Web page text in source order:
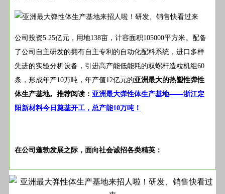
公司投资5.25亿元，用地138亩，计容面积105000平方米。配备
了公司自主研发的拥有自主专利的自动化配料系统，进口多样
先进的实验分析设备，引进高产能低能耗的双螺杆造粒机组60
条，形成年产10万吨，年产值12亿元的亚洲最大的热塑性弹性
体生产基地。推荐阅读： 亚洲最大弹性体生产基地——浙江定
阳新材料今日奠基开工，总产能10万吨！
在公司蓬勃发展之际，面向社会诚招各类精英 ：